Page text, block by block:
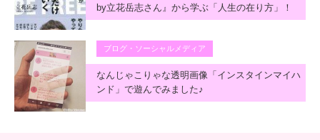
by立花岳志さん』から学ぶ「人生の在り方」！
ブログ・ソーシャルメディア
なんじゃこりゃな透明画像「インスタインマイハ
ンド」で遊んでみました♪